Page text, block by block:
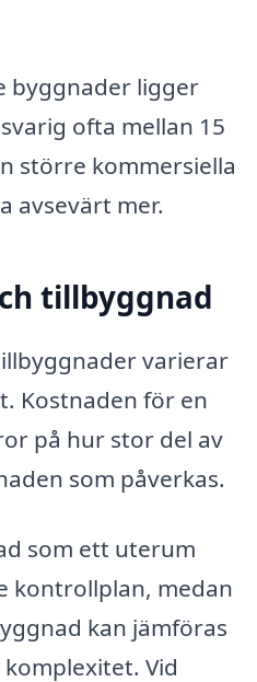
byggnader ligger
ofta mellan 15
större kommersiella
avsevärt mer.
tillbyggnad
varierar
Kostnaden för en
på hur stor del av
som påverkas.
som ett uterum
kontrollplan, medan
kan jämföras
Vid